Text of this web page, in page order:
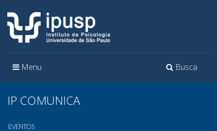
Toggle
Busca
Toggle
Menu
IP COMUNICA
EVENTOS